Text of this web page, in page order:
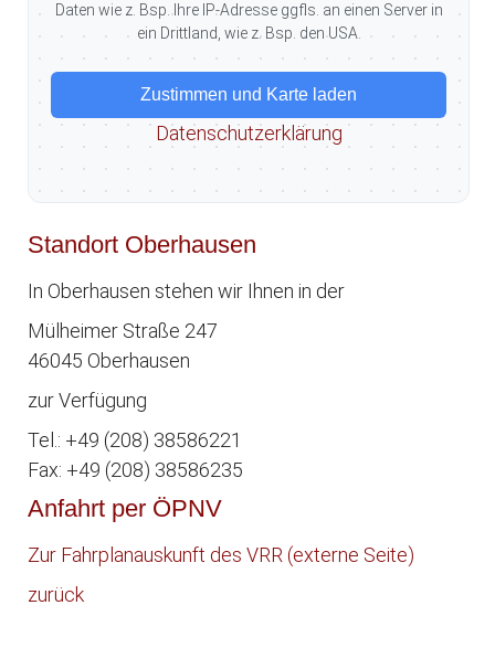
Daten wie z. Bsp. Ihre IP-Adresse ggfls. an einen Server in
ein Drittland, wie z. Bsp. den USA.
Zustimmen und Karte laden
Datenschutzerklärung
Standort Oberhausen
In Oberhausen stehen wir Ihnen in der
Mülheimer Straße 247
46045 Oberhausen
zur Verfügung
Tel.: +49 (208) 38586221
Fax: +49 (208) 38586235
Anfahrt per ÖPNV
Zur Fahrplanauskunft des VRR (externe Seite)
zurück